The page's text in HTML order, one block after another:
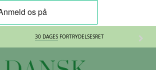
30 DAGESFORTRYDELSESRET